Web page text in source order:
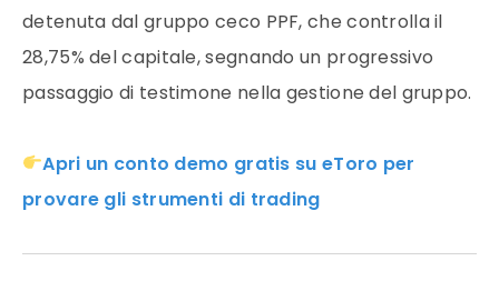
detenuta dal gruppo ceco PPF, che controlla il
28,75% del capitale, segnando un progressivo
passaggio di testimone nella gestione del gruppo.
Apri un conto demo gratis su eToro per
provare gli strumenti di trading